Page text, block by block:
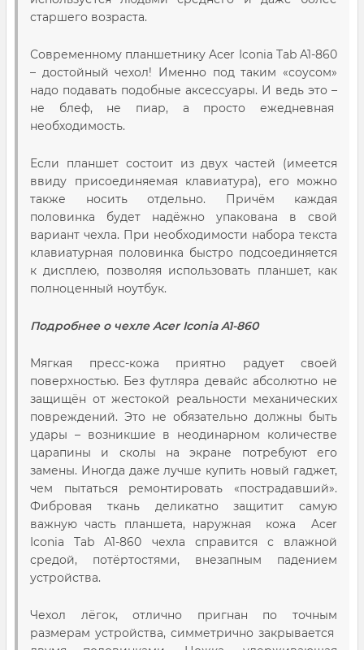
старшего возраста.
Современному планшетнику Acer Iconia Tab A1-860
– достойный чехол! Именно под таким «соусом»
надо подавать подобные аксессуары. И ведь это –
не блеф, не пиар, а просто ежедневная
необходимость.
Если планшет состоит из двух частей (имеется
ввиду присоединяемая клавиатура), его можно
также носить отдельно. Причём каждая
половинка будет надёжно упакована в свой
вариант чехла. При необходимости набора текста
клавиатурная половинка быстро подсоединяется
к дисплею, позволяя использовать планшет, как
полноценный ноутбук.
Подробнее о чехле Acer Iconia A1-860
Мягкая пресс-кожа приятно радует своей
поверхностью. Без футляра девайс абсолютно не
защищён от жестокой реальности механических
повреждений. Это не обязательно должны быть
удары – возникшие в неодинарном количестве
царапины и сколы на экране потребуют его
замены. Иногда даже лучше купить новый гаджет,
чем пытаться ремонтировать «пострадавший».
Фибровая ткань деликатно защитит самую
важную часть планшета, наружная кожа Acer
Iconia Tab A1-860 чехла справится с влажной
средой, потёртостями, внезапным падением
устройства.
Чехол лёгок, отлично пригнан по точным
размерам устройства, симметрично закрывается